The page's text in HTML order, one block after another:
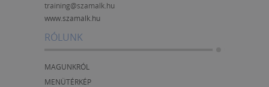
training@szamalk.hu
www.szamalk.hu
RÓLUNK
MAGUNKRÓL
MENÜTÉRKÉP